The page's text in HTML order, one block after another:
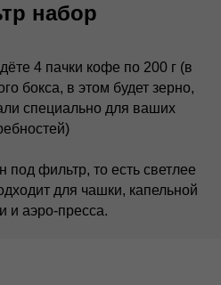
набор
4 пачки кофе по 200 г (в
бокса, в этом будет зерно,
специально для ваших
фильтр, то есть светлее
для чашки, капельной
и аэро-пресса.